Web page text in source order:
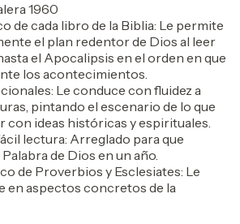
1960
de cada libro de la Biblia: Le permite
el plan redentor de Dios al leer
el Apocalipsis en el orden en que
los acontecimientos.
Le conduce con fluidez a
pintando el escenario de lo que
con ideas históricas y espirituales.
lectura: Arreglado para que
de Dios en un año.
de Proverbios y Esclesiates: Le
en aspectos concretos de la